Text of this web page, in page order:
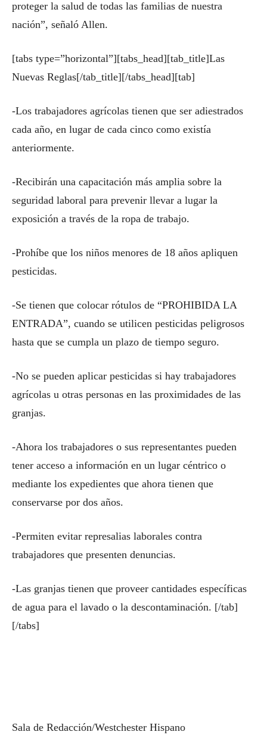
proteger la salud de todas las familias de nuestra
nación”, señaló Allen.
[tabs type=”horizontal”][tabs_head][tab_title]Las
Nuevas Reglas[/tab_title][/tabs_head][tab]
-Los trabajadores agrícolas tienen que ser adiestrados
cada año, en lugar de cada cinco como existía
anteriormente.
-Recibirán una capacitación más amplia sobre la
seguridad laboral para prevenir llevar a lugar la
exposición a través de la ropa de trabajo.
-Prohíbe que los niños menores de 18 años apliquen
pesticidas.
-Se tienen que colocar rótulos de “PROHIBIDA LA
ENTRADA”, cuando se utilicen pesticidas peligrosos
hasta que se cumpla un plazo de tiempo seguro.
-No se pueden aplicar pesticidas si hay trabajadores
agrícolas u otras personas en las proximidades de las
granjas.
-Ahora los trabajadores o sus representantes pueden
tener acceso a información en un lugar céntrico o
mediante los expedientes que ahora tienen que
conservarse por dos años.
-Permiten evitar represalias laborales contra
trabajadores que presenten denuncias.
-Las granjas tienen que proveer cantidades específicas
de agua para el lavado o la descontaminación. [/tab]
[/tabs]
Sala de Redacción/Westchester Hispano